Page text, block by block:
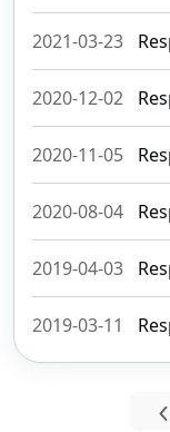
2021-03-23
2020-12-02 Resposta à
2020-11-05 Resposta
2020-08-04
2019-04-03
2019-03-11